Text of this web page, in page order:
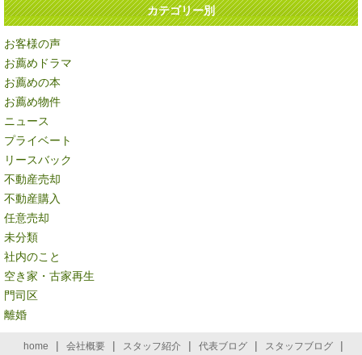
カテゴリー別
お客様の声
お薦めドラマ
お薦めの本
お薦め物件
ニュース
プライベート
リースバック
不動産売却
不動産購入
任意売却
未分類
社内のこと
空き家・古家再生
門司区
離婚
home | 会社概要 | スタッフ紹介 | 代表ブログ | スタッフブログ |